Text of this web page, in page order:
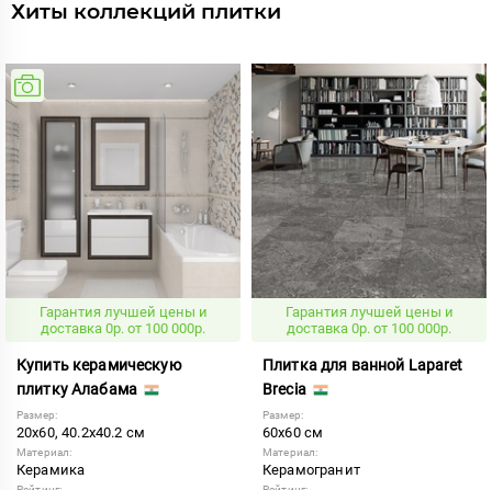
Хиты коллекций плитки
Гарантия лучшей цены и
доставка 0р. от 100 000р.
Купить керамическую
плитку Алабама
Размер:
20x60, 40.2x40.2 см
Материал:
Керамика
Гарантия лучшей цены и
доставка 0р. от 100 000р.
Плитка для ванной Laparet
Brecia
Размер:
60x60 см
Материал:
Керамогранит